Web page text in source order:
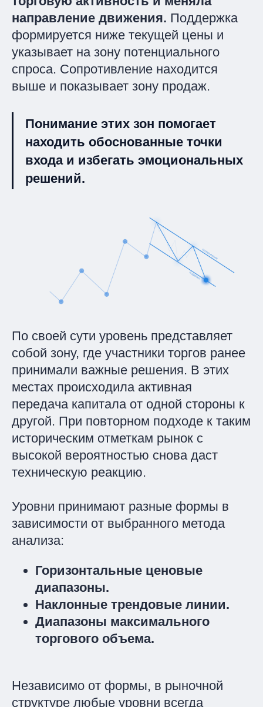
направление движения. Поддержка
формируется ниже текущей цены и
указывает на зону потенциального
спроса. Сопротивление находится
выше и показывает зону продаж.
Понимание этих зон помогает
находить обоснованные точки
входа и избегать эмоциональных
решений.
По своей сути уровень представляет
собой зону, где участники торгов ранее
принимали важные решения. В этих
местах происходила активная
передача капитала от одной стороны к
другой. При повторном подходе к таким
историческим отметкам рынок с
высокой вероятностью снова даст
техническую реакцию.
Уровни принимают разные формы в
зависимости от выбранного метода
анализа:
Горизонтальные ценовые
диапазоны.
Наклонные трендовые линии.
Диапазоны максимального
торгового объема.
Независимо от формы, в рыночной
структуре любые уровни всегда